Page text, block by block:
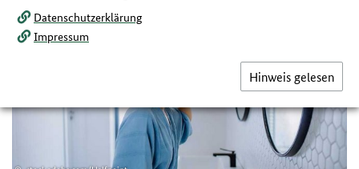
Handlungsempfehlungen
Datenschutzerklärung
Impressum
Hinweis gelesen